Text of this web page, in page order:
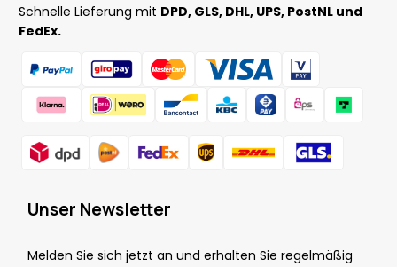
Schnelle Lieferung mit DPD, GLS, DHL, UPS, PostNL und
FedEx.
Unser Newsletter
Melden Sie sich jetzt an und erhalten Sie regelmäßig